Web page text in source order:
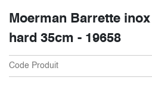
Moerman Barrette
hard 35cm - 19658
Code Produit